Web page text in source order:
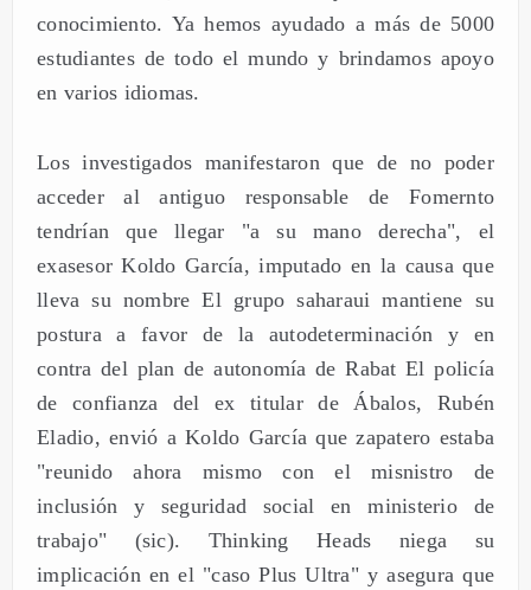
conocimiento. Ya hemos ayudado a más de 5000
estudiantes de todo el mundo y brindamos apoyo
en varios idiomas.
Los investigados manifestaron que de no poder
acceder al antiguo responsable de Fomernto
tendrían que llegar "a su mano derecha", el
exasesor Koldo García, imputado en la causa que
lleva su nombre El grupo saharaui mantiene su
postura a favor de la autodeterminación y en
contra del plan de autonomía de Rabat El policía
de confianza del ex titular de Ábalos, Rubén
Eladio, envió a Koldo García que zapatero estaba
"reunido ahora mismo con el misnistro de
inclusión y seguridad social en ministerio de
trabajo" (sic). Thinking Heads niega su
implicación en el "caso Plus Ultra" y asegura que